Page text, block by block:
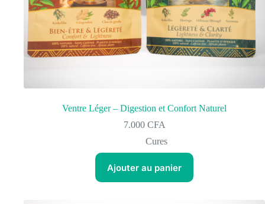
Ventre Léger – Digestion et Confort Naturel
7.000 CFA
Cures
Ajouter au panier